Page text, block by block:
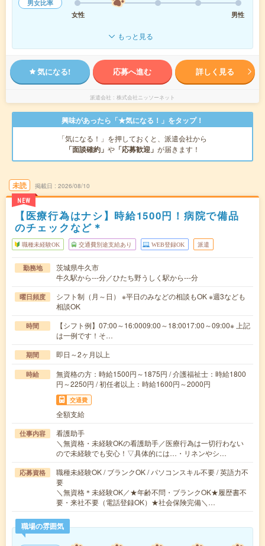
男女比率
女性
男性
もっと見る
気になる! 応募へ進む 詳しく見る
派遣会社 株式会社ニッソーネット
興味があったら「★気になる！」をタップ！
「気になる！」を押しておくと、派遣会社から
「面談確約」 や 「応募歓迎」 が届きます！
未読
NEW
掲載日 2026/08/10
【医療行為はナシ】時給1500円！病院で備品
のチェックなど＊
職種未経験OK 交通費別途支給あり WEB登録OK 派遣
勤務地
茨城県牛久市
牛久駅から---分／ひたち野うしく駅から---分
曜日頻度
シフト制（月～日） ※平日のみなどの相談もOK ※週3なども
相談OK
時間
【シフト例】07:00～16:0009:00～18:0017:00～09:00※ 上記
は一例です！そ…
期間 即日～2ヶ月以上
時給
無資格の方：時給1500円～1875円 / 介護福祉士：時給1800
円～2250円 / 初任者以上：時給1600円～2000円
交通費
全額支給
仕事内容
看護助手
＼無資格・未経験OKの看護助手／医療行為は一切行わない
ので未経験でも安心！▽具体的には…・リネンやシ…
応募資格
職種未経験OK / ブランクOK / パソコンスキル不要 / 英語力不
要
＼無資格＊未経験OK／★年齢不問・ブランクOK★履歴書不
要・来社不要（電話登録OK）★社会保険完備＼…
職場の雰囲気